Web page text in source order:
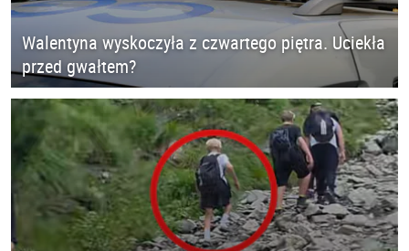
Walentyna wyskoczyła z czwartego piętra. Uciekła
przed gwałtem?